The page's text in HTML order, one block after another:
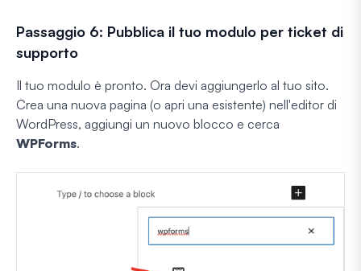
Passaggio 6: Pubblica il tuo modulo per ticket di
supporto
Il tuo modulo è pronto. Ora devi aggiungerlo al tuo sito.
Crea una nuova pagina (o apri una esistente) nell'editor di
WordPress, aggiungi un nuovo blocco e cerca
WPForms.